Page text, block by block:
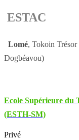
ESTAC
Lomé, Tokoin
Dogbéavou)
Ecole Supérieure du
(ESTH-SM)
Privé